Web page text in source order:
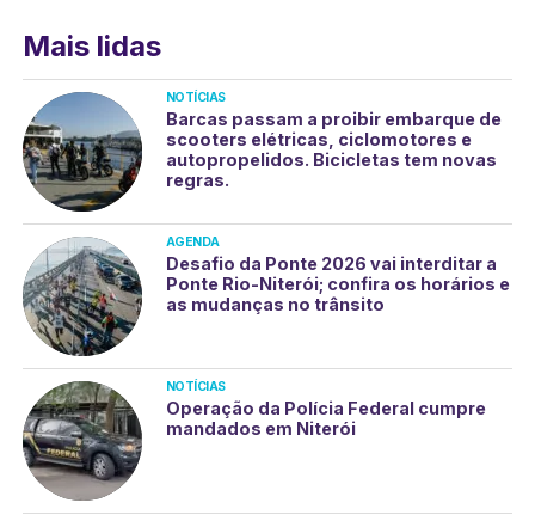
Mais lidas
NOTÍCIAS
Barcas passam a proibir embarque de
scooters elétricas, ciclomotores e
autopropelidos. Bicicletas tem novas
regras.
AGENDA
Desafio da Ponte 2026 vai interditar a
Ponte Rio-Niterói; confira os horários e
as mudanças no trânsito
NOTÍCIAS
Operação da Polícia Federal cumpre
mandados em Niterói